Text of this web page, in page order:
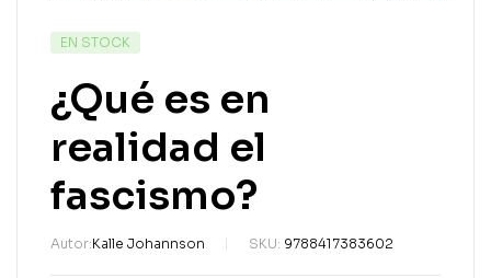
EN STOCK
¿Qué es en
realidad el
fascismo?
Autor:Kalle Johannson SKU: 9788417383602